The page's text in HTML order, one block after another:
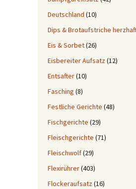
Deutschland (10)
Dips & Brotaufstriche
Eis & Sorbet(26)
Eisbereiter Aufsatz(12)
Entsafter(10)
Fasching (8)
Festliche Gerichte (48)
Fischgerichte (29)
Fleischgerichte (71)
Fleischwolf(29)
Flexirührer(403)
Flockeraufsatz(16)